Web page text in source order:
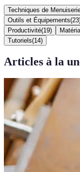
Techniques de
Outils et Équipements(23
Productivité(19)
Tutoriels(14)
Articles à la